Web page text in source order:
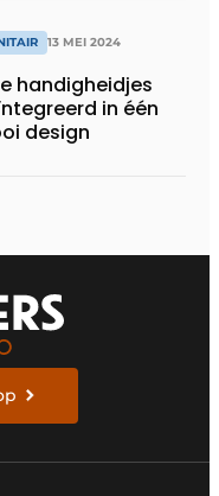
13 MEI 2024
handigheidjes
in één
design